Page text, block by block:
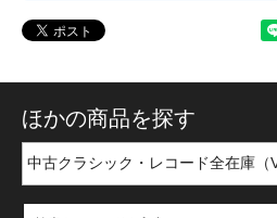
ほかの商品を探す